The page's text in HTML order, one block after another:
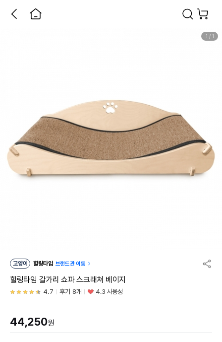
1 / 1
고양이 힐링타임 브랜드관 이동
힐링타임 갈가리 쇼파 스크래쳐 베이지
4.7 후기 8개 4.3 사용성
44,250원